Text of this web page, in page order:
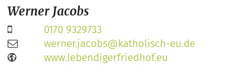
Werner Jacobs
0170 9329733
werner.jacobs@katholisch-eu.de
www.lebendigerfriedhof.eu